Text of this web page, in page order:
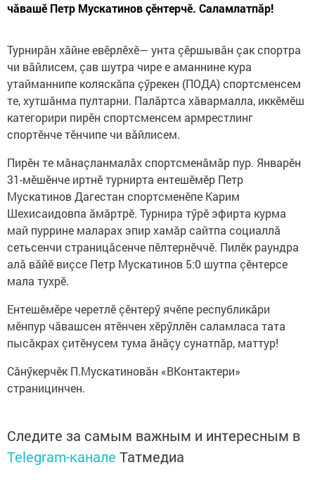
чăвашӗ Петр Мускатинов çӗнтерчӗ. Саламлатпăр!
Турнирăн хăйне евӗрлӗхӗ— унта çӗршывăн çак спортра
чи вăйлисем, çав шутра чире е аманнине кура
утайманнипе коляскăпа çӳрекен (ПОДА) спортсменсем
те, хутшăнма пултарни. Палăртса хăвармалла, иккӗмӗш
категорири пирӗн спортсменсем армрестлинг
спортӗнче тӗнчипе чи вăйлисем.
Пирӗн те мăнаçланмалăх спортсменăмăр пур. Январӗн
31-мӗшӗнче иртнӗ турнирта ентешӗмӗр Петр
Мускатинов Дагестан спортсменӗпе Карим
Шехисаидовпа ăмăртрӗ. Турнира тӳрӗ эфирта курма
май пуррине маларах эпир хамăр сайтпа социаллă
сетьсенчи страницăсенче пӗлтернӗччӗ. Пилӗк раундра
алă вăйӗ виçсе Петр Мускатинов 5:0 шутпа çӗнтерсе
мала тухрӗ.
Ентешӗмӗре черетлӗ çӗнтерӳ ячӗпе республикăри
мӗнпур чăвашсен ятӗнчен хӗрӳллӗн саламласа тата
пысăкрах çитӗнусем тума ăнăçу сунатпăр, маттур!
Сăнӳкерчӗк П.Мускатиновăн «ВКонтактери»
страницинчен.
Следите за самым важным и интересным в
Telegram-канале Татмедиа